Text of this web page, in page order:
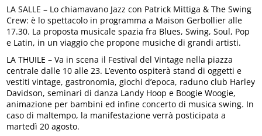
LA SALLE – Lo chiamavano Jazz con Patrick Mittiga & The Swing
Crew: è lo spettacolo in programma a Maison Gerbollier alle
17.30. La proposta musicale spazia fra Blues, Swing, Soul, Pop
e Latin, in un viaggio che propone musiche di grandi artisti.
LA THUILE – Va in scena il Festival del Vintage nella piazza
centrale dalle 10 alle 23. L’evento ospiterà stand di oggetti e
vestiti vintage, gastronomia, giochi d’epoca, raduno club Harley
Davidson, seminari di danza Landy Hoop e Boogie Woogie,
animazione per bambini ed infine concerto di musica swing. In
caso di maltempo, la manifestazione verrà posticipata a
martedì 20 agosto.